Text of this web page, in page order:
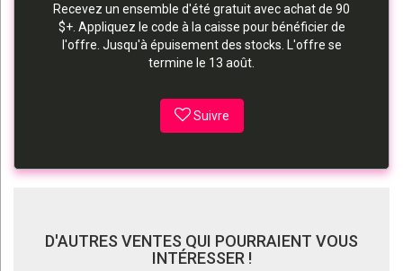
Recevez un ensemble d'été gratuit avec achat de 90
$+. Appliquez le code à la caisse pour bénéficier de
l'offre. Jusqu'à épuisement des stocks. L'offre se
termine le 13 août.
Suivre
D'AUTRES VENTES QUI POURRAIENT VOUS
INTÉRESSER !